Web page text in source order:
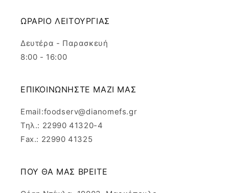
ΩΡΑΡΙΟ ΛΕΙΤΟΥΡΓΙΑΣ
Δευτέρα - Παρασκευή
8:00 - 16:00
ΕΠΙΚΟΙΝΩΝΗΣΤΕ ΜΑΖΙ ΜΑΣ
Email:foodserv@dianomefs.gr
Τηλ.: 22990 41320-4
Fax.: 22990 41325
ΠΟΥ ΘΑ ΜΑΣ ΒΡΕΙΤΕ